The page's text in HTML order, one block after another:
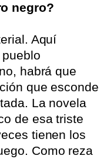
negro?
Aquí
habrá que
que esconde
La novela
de esa triste
tienen los
Como reza